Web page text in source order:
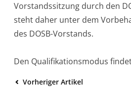
Vorstandssitzung durch den
steht daher unter dem
des DOSB-Vorstands.
Den Qualifikationsmodus
Vorheriger Artikel